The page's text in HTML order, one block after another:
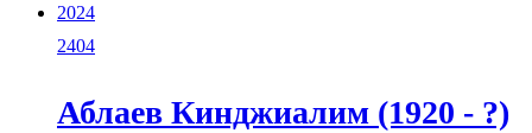
2024
2404
Аблаев Кинджиалим (1920 - ?)